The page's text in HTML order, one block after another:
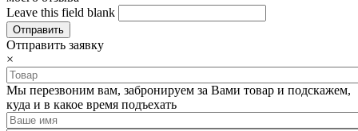
Leave this field blank
Отправить заявку
×
Мы перезвоним вам, забронируем за Вами товар и подскажем,
куда и в какое время подъехать